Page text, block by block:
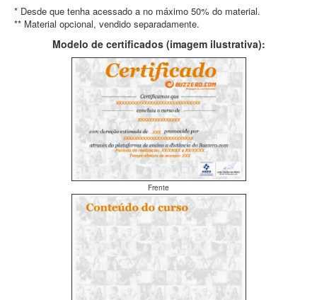
* Desde que tenha acessado a no máximo 50% do material.
** Material opcional, vendido separadamente.
Modelo de certificados (imagem ilustrativa):
Frente